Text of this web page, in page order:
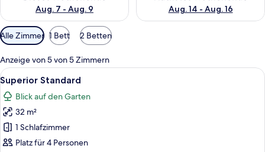
Aug. 7 - Aug. 9
Aug. 14 - Aug. 16
Verfügbare
Filter
für
Zimmer
Alle Zimmer 1 Bett 2 Betten
Anzeige von 5 von 5 Zimmern
Alle
Fotos
für
Superior
Standard
anzeigen
Ein Hotelzimmer mit zwei Betten,
6
Superior Standard
Blick auf den Garten
32 m²
1 Schlafzimmer
Platz für 4 Personen